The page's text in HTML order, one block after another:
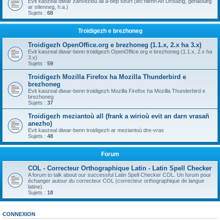
ar stlenneg, h.a.)
Sujets : 68
Troidigezh e brezhoneg
Troidigezh OpenOffice.org e brezhoneg (1.1.x, 2.x ha 3.x)
Evit kaozeal diwar-benn troidigezh OpenOffice.org e brezhoneg (1.1.x, 2.x ha
3.x)
Sujets : 59
Troidigezh Mozilla Firefox ha Mozilla Thunderbird e
brezhoneg
Evit kaozeal diwar-benn troidigezh Mozilla Firefox ha Mozilla Thunderbird e
brezhoneg
Sujets : 37
Troidigezh meziantoù all (frank a wirioù evit an darn vrasañ
anezho)
Evit kaozeal diwar-benn troidigezh ar meziantoù dre-vras
Sujets : 48
Forum
COL - Correcteur Orthographique Latin - Latin Spell Checker
A forum to talk about our successful Latin Spell Checker COL. Un forum pour
échanger autour du correcteur COL (correcteur orthographique de langue
latine).
Sujets : 18
CONNEXION